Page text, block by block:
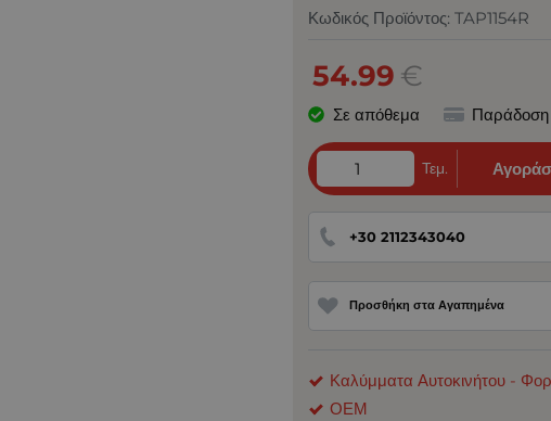
Κωδικός Προϊόντος: TAP1154R
54.99 €
Σε απόθεμα
Τεμ.
+30 2112343040
Προσθήκη στα Αγαπημένα
Καλύμματα Αυτοκινήτου -
ΟΕΜ